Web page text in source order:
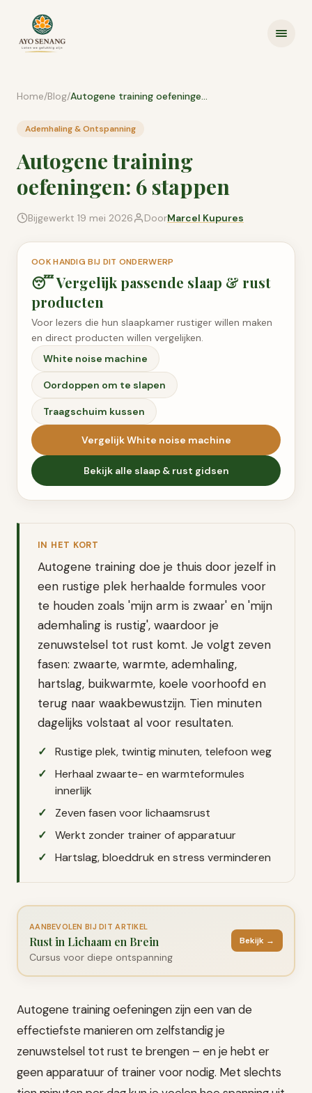
Home/Blog/ Autogene training oefeningen: 6 stappen
Ademhaling & Ontspanning
Autogene training
oefeningen: 6 stappen
Bijgewerkt 19 mei 2026 DoorMarcel Kupures
OOK HANDIG BIJ DIT ONDERWERP
😴Vergelijk passende slaap & rust
producten
Voor lezers die hun slaapkamer rustiger willen maken
en direct producten willen vergelijken.
White noise machine
Oordoppen om te slapen
Traagschuim kussen
VergelijkWhite noise machine
Bekijk alle slaap & rust gidsen
IN HET KORT
Autogene training doe je thuis door jezelf in
een rustige plek herhaalde formules voor
te houden zoals 'mijn arm is zwaar' en 'mijn
ademhaling is rustig', waardoor je
zenuwstelsel tot rust komt. Je volgt zeven
fasen: zwaarte, warmte, ademhaling,
hartslag, buikwarmte, koele voorhoofd en
terug naar waakbewustzijn. Tien minuten
dagelijks volstaat al voor resultaten.
Rustige plek, twintig minuten, telefoon weg
Herhaal zwaarte- en warmteformules
innerlijk
Zeven fasen voor lichaamsrust
Werkt zonder trainer of apparatuur
Hartslag, bloeddruk en stress verminderen
AANBEVOLEN BIJ DIT ARTIKEL
Rust in Lichaam en Brein
Cursus voor diepe ontspanning
Bekijk →
Autogene training oefeningen zijn een van de
effectiefste manieren om zelfstandig je
zenuwstelsel tot rust te brengen – en je hebt er
geen apparatuur of trainer voor nodig. Met slechts